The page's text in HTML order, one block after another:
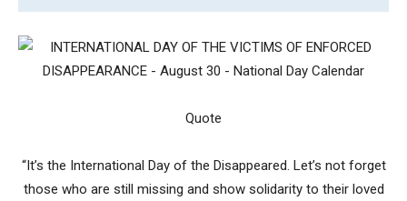
Quote
“It’s the International Day of the Disappeared. Let’s not forget
those who are still missing and show solidarity to their loved